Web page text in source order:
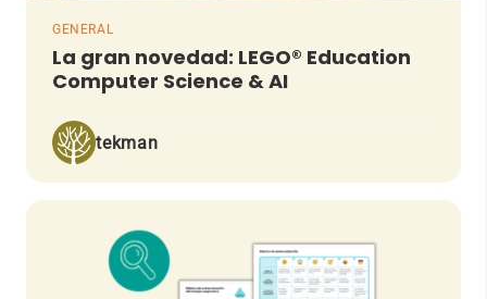
GENERAL
La gran novedad: LEGO® Education
Computer Science & AI
tekman